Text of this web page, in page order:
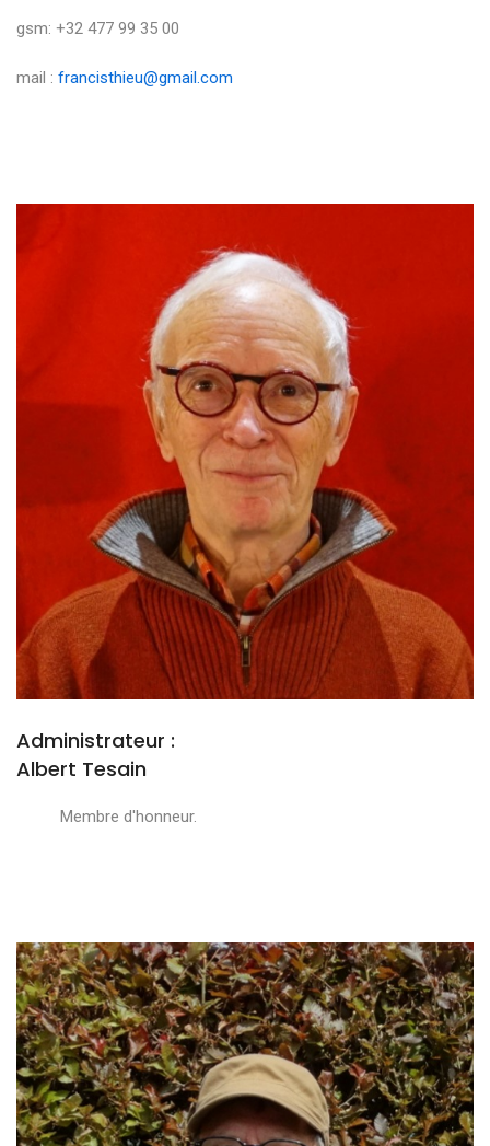
gsm: +32 477 99 35 00
mail : francisthieu@gmail.com
Administrateur :
Albert Tesain
Membre d'honneur.